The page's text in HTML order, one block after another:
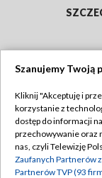
Abonament
Emisja w TVP
Szanujemy Twoją
Kliknij "Akceptuję i
korzystanie z
dostęp do informacji
przechowywanie oraz
nas, czyli Telewizję
Zaufanych Partnerów
Partnerów TVP (93